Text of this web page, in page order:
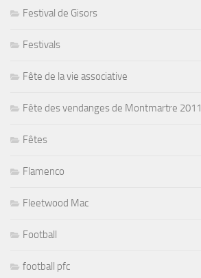
Festival de Gisors
Festivals
Fête de la vie associative
Fête des vendanges de Montmartre 2011
Fêtes
Flamenco
Fleetwood Mac
Football
football pfc